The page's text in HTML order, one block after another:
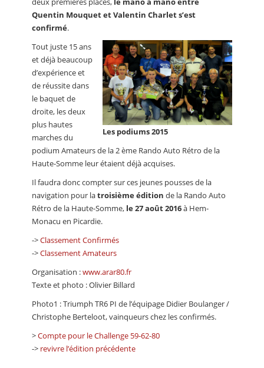
Quentin Mouquet et Valentin Charlet s’est
confirmé.
Les podiums 2015
Tout juste 15 ans
et déjà beaucoup
d’expérience et
de réussite dans
le baquet de
droite, les deux
plus hautes
marches du
podium Amateurs de la 2 ème Rando Auto Rétro de la
Haute-Somme leur étaient déjà acquises.
Il faudra donc compter sur ces jeunes pousses de la
navigation pour latroisième édition de la Rando Auto
Rétro de la Haute-Somme, le 27 août 2016à Hem-
Monacu en Picardie.
->Classement Confirmés
->Classement Amateurs
Organisation :www.arar80.fr
Texte et photo : Olivier Billard
Photo1 : Triumph TR6 PI de l’équipage Didier Boulanger /
Christophe Berteloot, vainqueurs chez les confirmés.
>Compte pour le Challenge 59-62-80
-> revivre l’édition précédente